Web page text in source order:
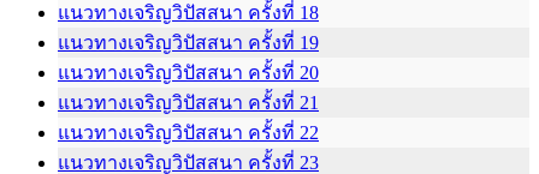
แนวทางเจริญวิปัสสนา ครั้งที่ 18
แนวทางเจริญวิปัสสนา ครั้งที่ 19
แนวทางเจริญวิปัสสนา ครั้งที่ 20
แนวทางเจริญวิปัสสนา ครั้งที่ 21
แนวทางเจริญวิปัสสนา ครั้งที่ 22
แนวทางเจริญวิปัสสนา ครั้งที่ 23